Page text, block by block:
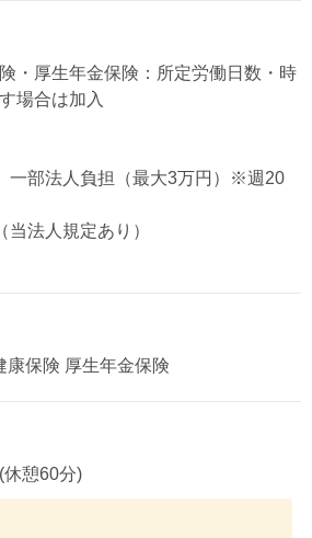
・厚生年金保険：所定労働日数・時
場合は加入
一部法人負担（最大3万円）※週20
法人規定あり）
康保険 厚生年金保険
休憩60分)